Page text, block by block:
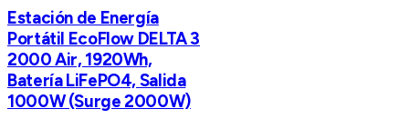
Estación de Energía
Portátil EcoFlow DELTA 3
2000 Air, 1920Wh,
Batería LiFePO4, Salida
1000W (Surge 2000W)